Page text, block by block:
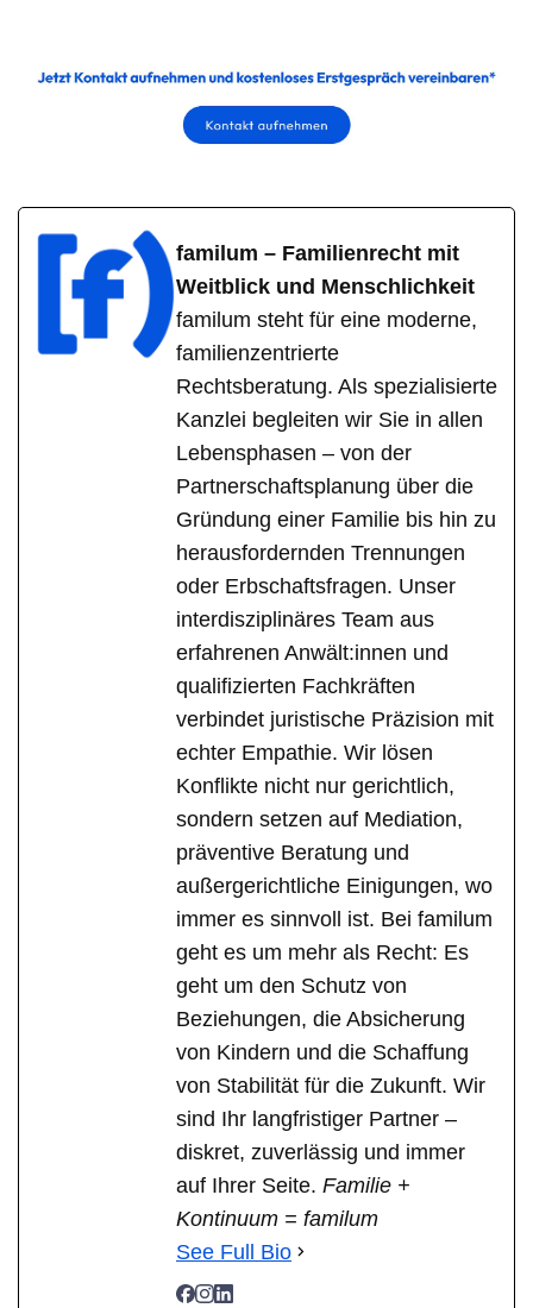
familum – Familienrecht mit
Weitblick und Menschlichkeit
familum steht für eine moderne,
familienzentrierte
Rechtsberatung. Als spezialisierte
Kanzlei begleiten wir Sie in allen
Lebensphasen – von der
Partnerschaftsplanung über die
Gründung einer Familie bis hin zu
herausfordernden Trennungen
oder Erbschaftsfragen. Unser
interdisziplinäres Team aus
erfahrenen Anwält:innen und
qualifizierten Fachkräften
verbindet juristische Präzision mit
echter Empathie. Wir lösen
Konflikte nicht nur gerichtlich,
sondern setzen auf Mediation,
präventive Beratung und
außergerichtliche Einigungen, wo
immer es sinnvoll ist. Bei familum
geht es um mehr als Recht: Es
geht um den Schutz von
Beziehungen, die Absicherung
von Kindern und die Schaffung
von Stabilität für die Zukunft. Wir
sind Ihr langfristiger Partner –
diskret, zuverlässig und immer
auf Ihrer Seite. Familie +
Kontinuum = familum
See Full Bio